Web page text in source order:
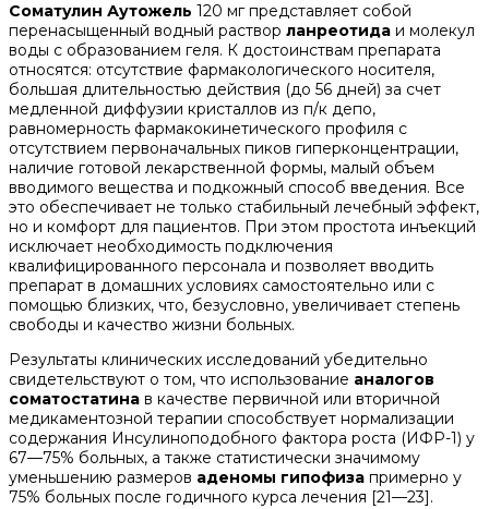
Соматулин Аутожель 120 мг представляет собой
перенасыщенный водный раствор ланреотида и молекул
воды с образованием геля. К достоинствам препарата
относятся: отсутствие фармакологического носителя,
большая длительностью действия (до 56 дней) за счет
медленной диффузии кристаллов из п/к депо,
равномерность фармакокинетического профиля с
отсутствием первоначальных пиков гиперконцентрации,
наличие готовой лекарственной формы, малый объем
вводимого вещества и подкожный способ введения. Все
это обеспечивает не только стабильный лечебный эффект,
но и комфорт для пациентов. При этом простота инъекций
исключает необходимость подключения
квалифицированного персонала и позволяет вводить
препарат в домашних условиях самостоятельно или с
помощью близких, что, безусловно, увеличивает степень
свободы и качество жизни больных.
Результаты клинических исследований убедительно
свидетельствуют о том, что использование аналогов
соматостатина в качестве первичной или вторичной
медикаментозной терапии способствует нормализации
содержания Инсулиноподобного фактора роста (ИФР-1) у
67—75% больных, а также статистически значимому
уменьшению размеров аденомы гипофиза примерно у
75% больных после годичного курса лечения [21—23].